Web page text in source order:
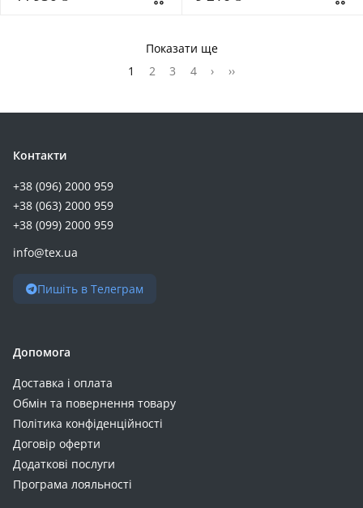
Показати ще
1
2 3 4 › ››
Контакти
+38 (096) 2000 959
+38 (063) 2000 959
+38 (099) 2000 959
info@tex.ua
Пишіть в Телеграм
Допомога
Доставка і оплата
Обмін та повернення товару
Політика конфіденційності
Договір оферти
Додаткові послуги
Програма лояльності